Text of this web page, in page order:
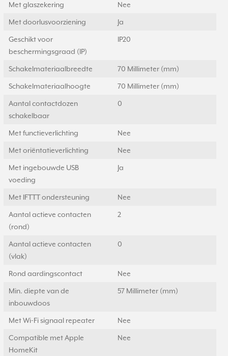
Met glaszekering Nee
Met doorlusvoorziening Ja
Geschikt voor
beschermingsgraad (IP)
IP20
Schakelmateriaalbreedte 70 Millimeter (mm)
Schakelmateriaalhoogte 70 Millimeter (mm)
Aantal contactdozen
schakelbaar
0
Met functieverlichting Nee
Met oriëntatieverlichting Nee
Met ingebouwde USB
voeding
Ja
Met IFTTT ondersteuning Nee
Aantal actieve contacten
(rond)
2
Aantal actieve contacten
(vlak)
0
Rond aardingscontact Nee
Min. diepte van de
inbouwdoos
57 Millimeter (mm)
Met Wi-Fi signaal repeater Nee
Compatible met Apple
HomeKit
Nee